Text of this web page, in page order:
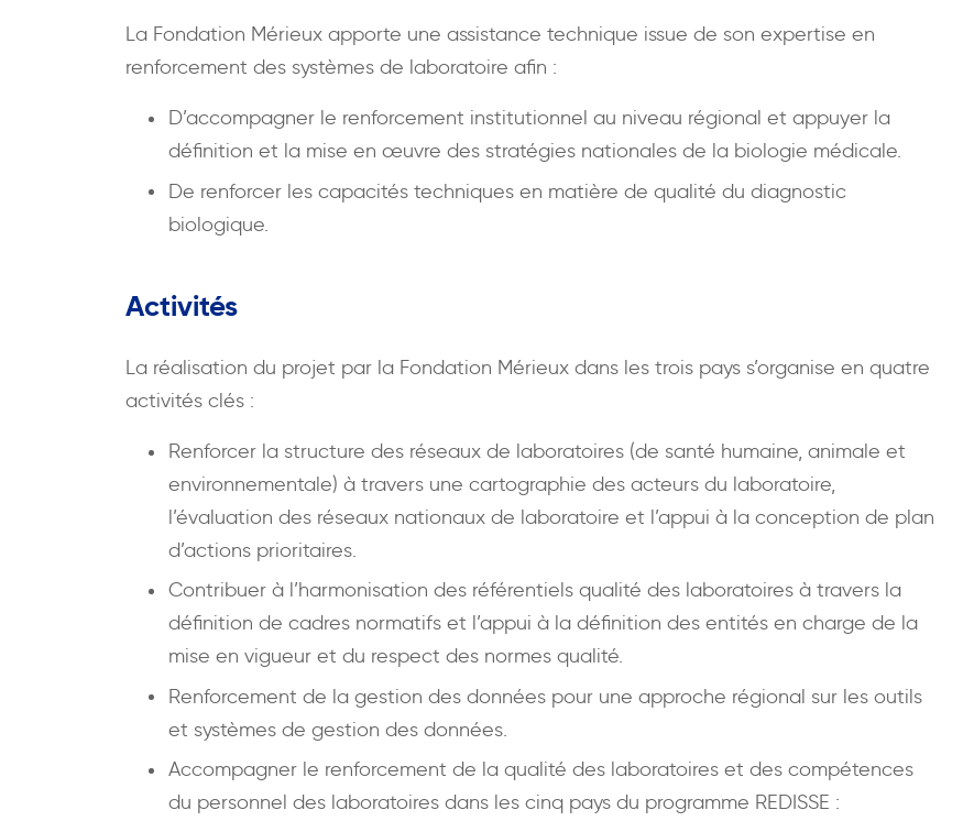
La Fondation Mérieux apporte une assistance technique issue de son expertise en
renforcement des systèmes de laboratoire afin :
D’accompagner le renforcement institutionnel au niveau régional et appuyer la
définition et la mise en œuvre des stratégies nationales de la biologie médicale.
De renforcer les capacités techniques en matière de qualité du diagnostic
biologique.
Activités
La réalisation du projet par la Fondation Mérieux dans les trois pays s’organise en quatre
activités clés :
Renforcer la structure des réseaux de laboratoires (de santé humaine, animale et
environnementale) à travers une cartographie des acteurs du laboratoire,
l’évaluation des réseaux nationaux de laboratoire et l’appui à la conception de plan
d’actions prioritaires.
Contribuer à l’harmonisation des référentiels qualité des laboratoires à travers la
définition de cadres normatifs et l’appui à la définition des entités en charge de la
mise en vigueur et du respect des normes qualité.
Renforcement de la gestion des données pour une approche régional sur les outils
et systèmes de gestion des données.
Accompagner le renforcement de la qualité des laboratoires et des compétences
du personnel des laboratoires dans les cinq pays du programme REDISSE :